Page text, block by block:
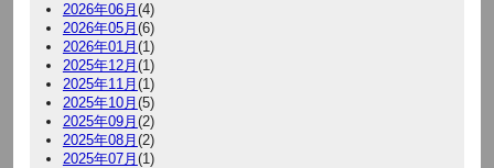
2026年06月 (4)
2026年05月 (6)
2026年01月 (1)
2025年12月 (1)
2025年11月 (1)
2025年10月 (5)
2025年09月 (2)
2025年08月 (2)
2025年07月 (1)